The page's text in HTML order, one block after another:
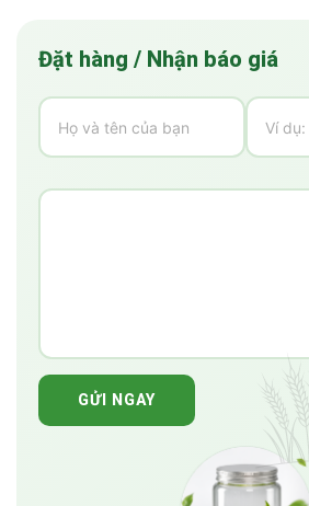
Đặt hàng / Nhận báo giá
GỬI NGAY